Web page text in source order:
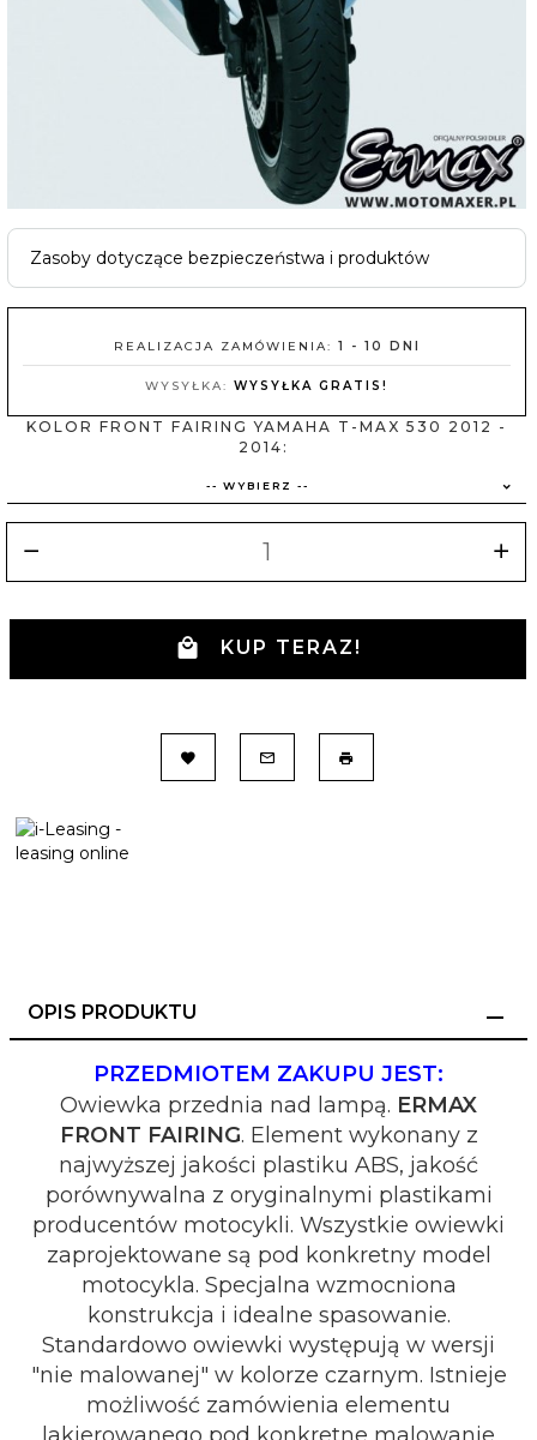
Zasoby dotyczące bezpieczeństwa i produktów
REALIZACJA ZAMÓWIENIA: 1 - 10 DNI
WYSYŁKA: WYSYŁKA GRATIS!
KOLOR FRONT FAIRING YAMAHA T-MAX 530 2012 -
2014:
-- WYBIERZ --
KUP TERAZ!
OPIS PRODUKTU
PRZEDMIOTEM ZAKUPU JEST:
Owiewka przednia nad lampą. ERMAX
FRONT FAIRING. Element wykonany z
najwyższej jakości plastiku ABS, jakość
porównywalna z oryginalnymi plastikami
producentów motocykli. Wszystkie owiewki
zaprojektowane są pod konkretny model
motocykla. Specjalna wzmocniona
konstrukcja i idealne spasowanie.
Standardowo owiewki występują w wersji
"nie malowanej" w kolorze czarnym. Istnieje
możliwość zamówienia elementu